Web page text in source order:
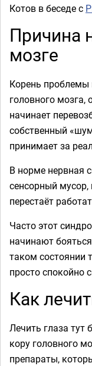
Котов в беседе с
Причина
мозге
Корень проблемы
головного мозга,
начинает
собственный
принимает за
В норме нервная
сенсорный
перестаёт
Часто этот
начинают
таком состоянии
просто спокойно
Как
Лечить глаза тут
кору головного
препараты,